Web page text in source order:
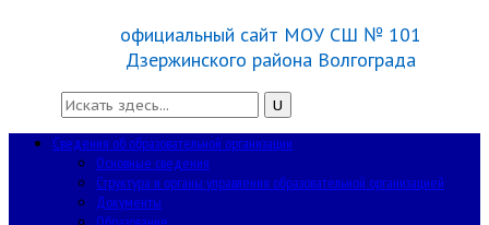
официальный сайт МОУ СШ № 101
Дзержинского района Волгограда
Сведения об образовательной организации
Основные сведения
Структура и органы управления образовательной организацией
Документы